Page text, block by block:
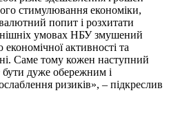
стимулювання економіки,
попит і розхитати
умовах НБУ змушений
активності та
Саме тому кожен наступний
бути дуже обережним і
ризиків», – підкреслив